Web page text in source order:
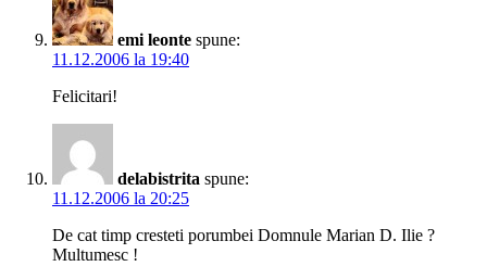
emi leonte spune:
11.12.2006 la 19:40
Felicitari!
delabistrita spune:
11.12.2006 la 20:25
De cat timp cresteti porumbei Domnule Marian D. Ilie ?
Multumesc !